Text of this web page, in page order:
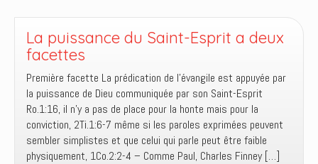
de
foi
La puissance du Saint-Esprit a deux
facettes
Première facette La prédication de l’évangile est appuyée par
la puissance de Dieu communiquée par son Saint-Esprit
Ro.1:16, il n’y a pas de place pour la honte mais pour la
conviction, 2Ti.1:6-7 même si les paroles exprimées peuvent
sembler simplistes et que celui qui parle peut être faible
physiquement, 1Co.2:2-4 – Comme Paul, Charles Finney […]